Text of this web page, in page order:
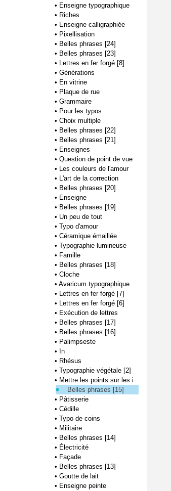
• Enseigne typographique
• Riches
• Enseigne calligraphiée
• Pixellisation
• Belles phrases [24]
• Belles phrases [23]
• Lettres en fer forgé [8]
• Générations
• En vitrine
• Plaque de rue
• Grammaire
• Pour les typos
• Choix multiple
• Belles phrases [22]
• Belles phrases [21]
• Enseignes
• Question de point de vue
• Les couleurs de l'amour
• L'art de la correction
• Belles phrases [20]
• Enseigne
• Belles phrases [19]
• Un peu de tout
• Typo d'amour
• Céramique émaillée
• Typographie lumineuse
• Famille
• Belles phrases [18]
• Cloche
• Avaricum typographique
• Lettres en fer forgé [7]
• Lettres en fer forgé [6]
• Exécution de lettres
• Belles phrases [17]
• Belles phrases [16]
• Palimpseste
• In
• Rhésus
• Typographie végétale [2]
• Mettre les points sur les i
Belles phrases [15]
• Pâtisserie
• Cédille
• Typo de coins
• Militaire
• Belles phrases [14]
• Électricité
• Façade
• Belles phrases [13]
• Goutte de lait
• Enseigne peinte